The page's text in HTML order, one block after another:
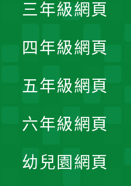
三年級網頁
四年級網頁
五年級網頁
六年級網頁
幼兒園網頁